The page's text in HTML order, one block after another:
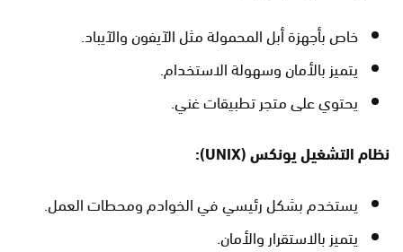
خاص بأجهزة أبل المحمولة مثل الآيفون والآيباد.
يتميز بالأمان وسهولة الاستخدام.
يحتوي على متجر تطبيقات غني.
نظام التشغيل يونكس(UNIX):
يستخدم بشكل رئيسي في الخوادم ومحطات العمل.
يتميز بالاستقرار والأمان.